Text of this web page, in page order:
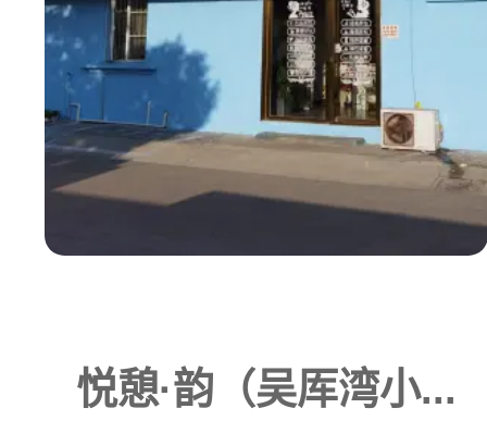
悦憩·韵（吴厍湾小...